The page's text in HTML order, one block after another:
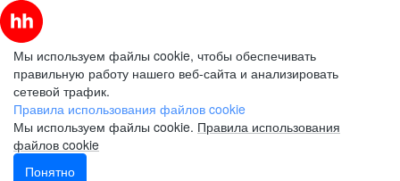
Мы используем файлы cookie, чтобы обеспечивать
правильную работу нашего веб-сайта и анализировать
сетевой трафик.
Правила использования файлов cookie
Мы используем файлы cookie. Правила использования
файлов cookie
Понятно